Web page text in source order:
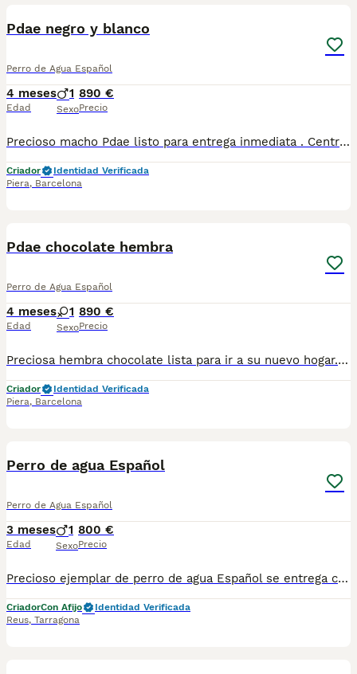
Pdae negro y blanco
Perro de Agua Español
4 meses
Edad
1
Sexo
890 €
Precio
Precioso macho Pdae listo para entrega inmediata . Centro Canino Vallbonica es mucho más que un centro de cría , es una familia comprometida con el bienestar animal y la cria responsable, por ello todos nuestros bebés nacen y se crían en nuestras instalaciones , asegurando así un correcto desarrollo y una magnífica socialización, consiguiendo en cada ejemplar un carácter juguetón y extrovertido algo primordial para su adaptación como un miembro más en tu familia . Se entregan con el carnet de vacunas con el plan correspondiente a su edad , desparasitados y microchip implantado y activado en registro de Anicom. Facilitamos junto al cachorro contrato de compra con garantías víricas de 15 días y congénitas de 1 año . Contamos con un gran equipo de profesionales entre los que se encuentran educadores, auxiliares y Veterinarios ofreciendo los controles sanitarios necesarios así como continua vigilancia asegurando su bienestar . Hacemos envíos a toda España con empresa de transporte privado, proporcionando un viaje confortable y ofreciendo las atenciones necesarias a nuestros bebés . Si estás interesado en alguno de nuestros ejemplares solicita información sin compromiso al 722269698 . También atendemos vía WhatsApp . PRECIO REAL ( incluye el IVA) . Núcleo zoológico B2501315
Criador
Identidad Verificada
Piera, Barcelona
Pdae chocolate hembra
Perro de Agua Español
4 meses
Edad
1
Sexo
890 €
Precio
Preciosa hembra chocolate lista para ir a su nuevo hogar. Centro Canino Vallbonica es mucho más que un centro de cría , es una familia comprometida con el bienestar animal y la cria responsable, por ello todos nuestros bebés nacen y se crían en nuestras instalaciones , asegurando así un correcto desarrollo y una magnífica socialización, consiguiendo en cada ejemplar un carácter juguetón y extrovertido algo primordial para su adaptación como un miembro más en tu familia . Se entregan con el carnet de vacunas con el plan correspondiente a su edad , desparasitados y microchip implantado y activado en registro de Anicom. Facilitamos junto al cachorro contrato de compra con garantías víricas de 15 días y congénitas de 1 año . Contamos con un gran equipo de profesionales entre los que se encuentran educadores, auxiliares y Veterinarios ofreciendo los controles sanitarios necesarios así como continua vigilancia asegurando su bienestar . Hacemos envíos a toda España con empresa de transporte privado, proporcionando un viaje confortable y ofreciendo las atenciones necesarias a nuestros bebés . Si estás interesado en alguno de nuestros ejemplares solicita información sin compromiso al 722269698 . También atendemos vía WhatsApp . PRECIO REAL ( incluye el IVA) . Núcleo zoológico B2501315
Criador
Identidad Verificada
Piera, Barcelona
Perro de agua Español
Perro de Agua Español
3 meses
Edad
1
Sexo
800 €
Precio
Precioso ejemplar de perro de agua Español se entrega con sus vacunas correspondientes a su edad desparasitado su cartilla y micro chip
CriadorCon Afijo
Identidad Verificada
Reus, Tarragona